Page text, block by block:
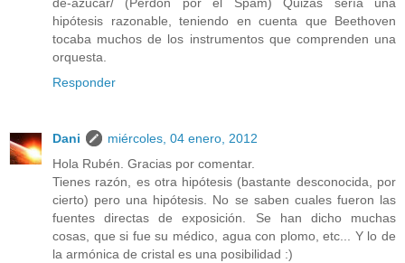
hipótesis razonable, teniendo en cuenta que Beethoven
tocaba muchos de los instrumentos que comprenden una
orquesta.
Responder
Dani
miércoles, 04 enero, 2012
Hola Rubén. Gracias por comentar.
Tienes razón, es otra hipótesis (bastante desconocida, por
cierto) pero una hipótesis. No se saben cuales fueron las
fuentes directas de exposición. Se han dicho muchas
cosas, que si fue su médico, agua con plomo, etc... Y lo de
la armónica de cristal es una posibilidad :)